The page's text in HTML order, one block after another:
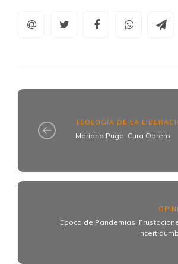
TEOLOGÍA DE LA
Mariano Puga, Cura Obrero
Epoca de Pandemias,